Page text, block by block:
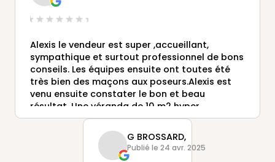
Alexis le vendeur est super ,accueillant,
sympathique et surtout professionnel de bons
conseils. Les équipes ensuite ont toutes été
très bien des maçons aux poseurs.Alexis est
venu ensuite constater le bon et beau
résultat. Une véranda de 10 m2 hyper
agréable, lumineuse. Plus que des finissions
intérieures à faire
Merci pour tout.
Un projet? N’hésitez pas Alexis Rebichon.
G BROSSARD,
Publié le 24 avr. 2025